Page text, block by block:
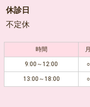
休診日
不定休
時間 月
9:00～12:00 ○
13:00～18:00 ○